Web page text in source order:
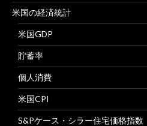
米国の経済統計
米国GDP
貯蓄率
個人消費
米国CPI
S&Pケース・シラー住宅価格指数